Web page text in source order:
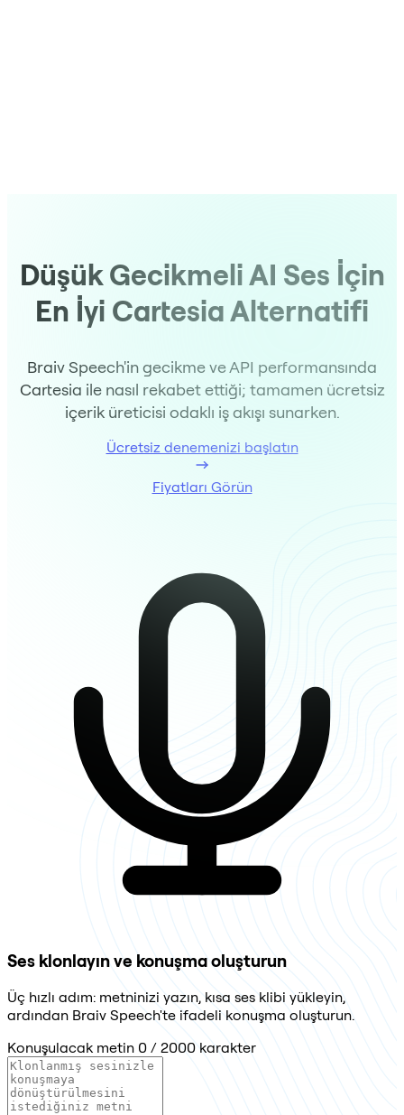
Düşük Gecikmeli AI Ses İçin
En İyi Cartesia Alternatifi
Braiv Speech'in gecikme ve API performansında
Cartesia ile nasıl rekabet ettiği; tamamen ücretsiz
içerik üreticisi odaklı iş akışı sunarken.
Ücretsiz denemenizi başlatın
Fiyatları Görün
Ses klonlayın ve konuşma oluşturun
Üç hızlı adım: metninizi yazın, kısa ses klibi yükleyin,
ardından Braiv Speech'te ifadeli konuşma oluşturun.
Konuşulacak metin 0 / 2000 karakter